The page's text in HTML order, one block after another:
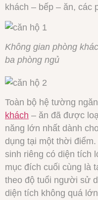
khách – bếp – ăn, các
Không gian phòng
ba phòng ngủ
Toàn bộ hệ tường
khách – ăn đã được
năng lớn nhất dành
dụng tại một thời
sinh riêng có diện tích
mục đích cuối cùng là
theo độ tuổi người sử
diện tích không quá